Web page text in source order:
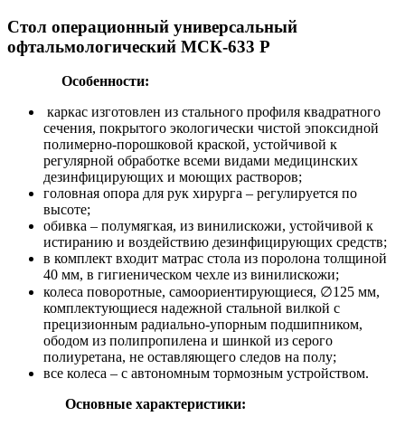
Стол операционный универсальный
офтальмологический МСК-633 Р
Особенности:
каркас изготовлен из стального профиля квадратного
сечения, покрытого экологически чистой эпоксидной
полимерно-порошковой краской, устойчивой к
регулярной обработке всеми видами медицинских
дезинфицирующих и моющих растворов;
головная опора для рук хирурга – регулируется по
высоте;
обивка – полумягкая, из винилискожи, устойчивой к
истиранию и воздействию дезинфицирующих средств;
в комплект входит матрас стола из поролона толщиной
40 мм, в гигиеническом чехле из винилискожи;
колеса поворотные, самоориентирующиеся, ∅125 мм,
комплектующиеся надежной стальной вилкой с
прецизионным радиально-упорным подшипником,
ободом из полипропилена и шинкой из серого
полиуретана, не оставляющего следов на полу;
все колеса – с автономным тормозным устройством.
Основные характеристики: